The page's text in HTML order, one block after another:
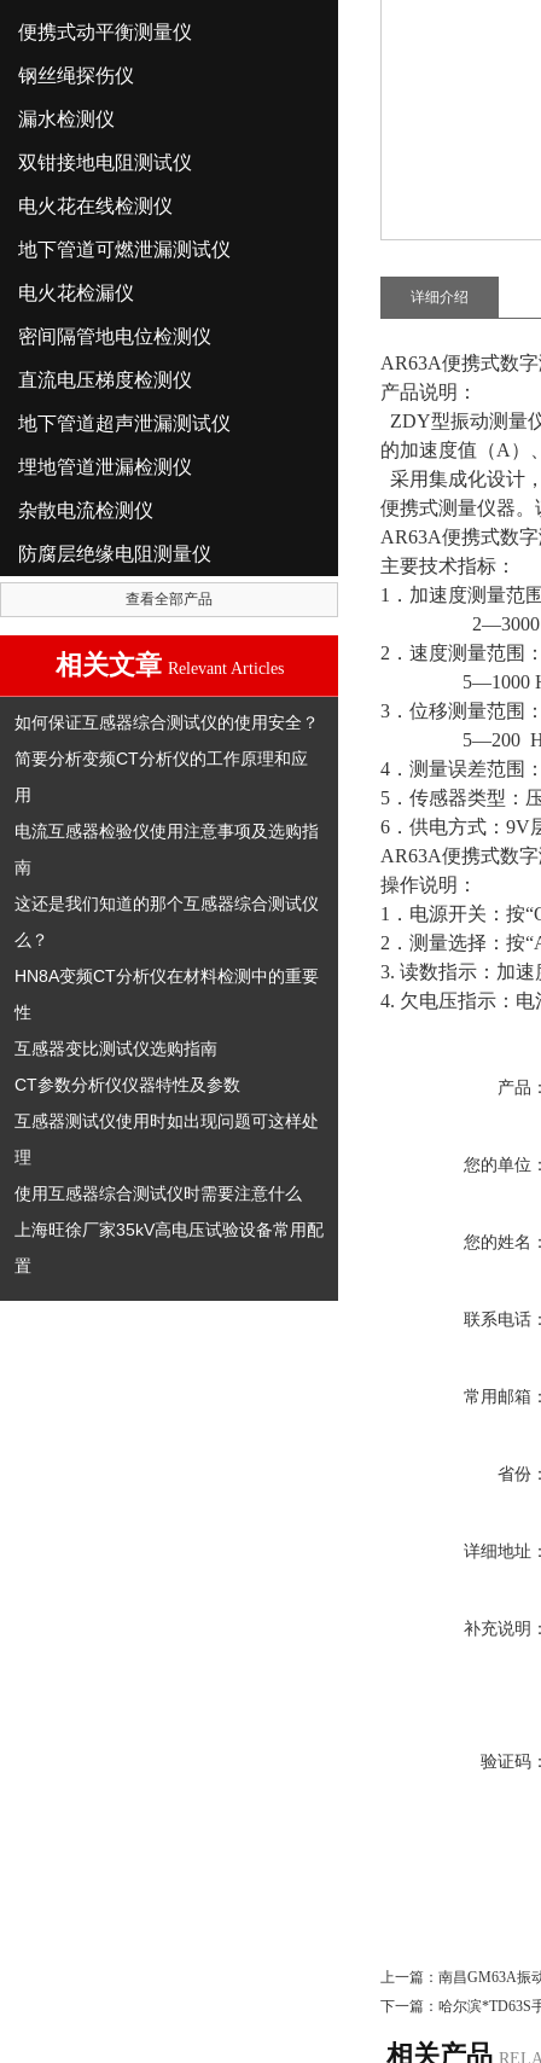
便携式动平衡测量仪
钢丝绳探伤仪
漏水检测仪
双钳接地电阻测试仪
电火花在线检测仪
地下管道可燃泄漏测试仪
电火花检漏仪
密间隔管地电位检测仪
直流电压梯度检测仪
地下管道超声泄漏测试仪
埋地管道泄漏检测仪
杂散电流检测仪
防腐层绝缘电阻测量仪
查看全部产品
相关文章 Relevant Articles
如何保证互感器综合测试仪的使用安全？
简要分析变频CT分析仪的工作原理和应
用
电流互感器检验仪使用注意事项及选购指
南
这还是我们知道的那个互感器综合测试仪
么？
HN8A变频CT分析仪在材料检测中的重要
性
互感器变比测试仪选购指南
CT参数分析仪仪器特性及参数
互感器测试仪使用时如出现问题可这样处
理
使用互感器综合测试仪时需要注意什么
上海旺徐厂家35kV高电压试验设备常用配
置
详细介绍
AR63A便携式数
产品说明：
ZDY型振动测量
的加速度值（A）
采用集成化设计
便携式测量仪器
AR63A便携式数
主要技术指标：
1．加速度测量范
2—3000 HZ
2．速度测量范围
5—1000 HZ
3．位移测量范围
5—200 HZ
4．测量误差范围
5．传感器类型：
6．供电方式：9V
AR63A便携式数
操作说明：
1．电源开关：按
2．测量选择：按
3. 读数指示：加
4. 欠电压指示：
产品
您的单位
您的姓名
联系电话
常用邮箱
省份
详细地址
补充说明
验证码
上一篇： 南昌GM63A振
下一篇： 哈尔滨*TD63S
相关产品